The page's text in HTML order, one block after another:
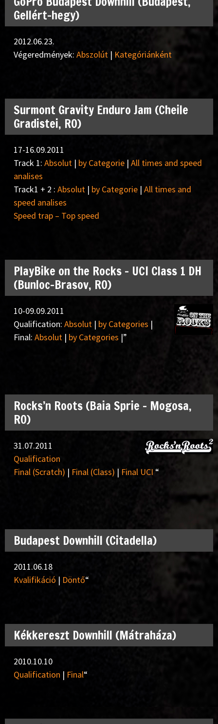
Gellért-hegy)
2012.06.23.
Végeredmények: Abszolút | Kategóriánként
Surmont Gravity Enduro Jam (Cheile
Gradistei, RO)
17-16.09.2011
Track 1: Absolut | by Categorie | All times and speed
analises
Track1 + 2 : Absolut | by Categorie | All times and
speed analises
Speed trap – Top speed
PlayBike on the Rocks – UCI Class 1 DH
(Bunloc-Brasov, RO)
10-09.09.2011
Qualification: Absolut | by Categories |
Final: Absolut | by Categories |”
Rocks’n Roots (Baia Sprie – Mogosa,
RO)
31.07.2011
Qualification
Final (Scratch) | Final (Class) | Final UCI “
Budapest Downhill (Citadella)
2011.06.18
Kvalifikáció | Döntő“
Kékkereszt Downhill (Mátraháza)
2010.10.10
Qualification | Final“